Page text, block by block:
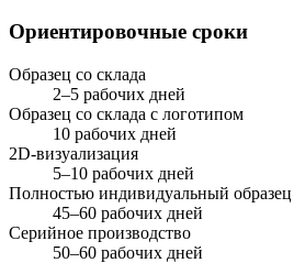
Ориентировочные сроки
Образец со склада
2–5 рабочих дней
Образец со склада с логотипом
10 рабочих дней
2D-визуализация
5–10 рабочих дней
Полностью индивидуальный образец
45–60 рабочих дней
Серийное производство
50–60 рабочих дней